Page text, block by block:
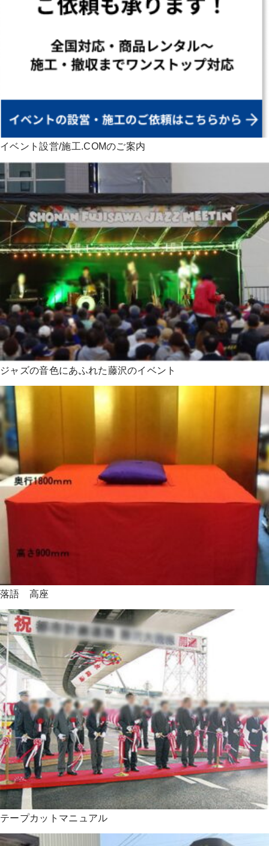
イベント設営/施工.COMのご案内
ジャズの音色にあふれた藤沢のイベント
落語 高座
テープカットマニュアル